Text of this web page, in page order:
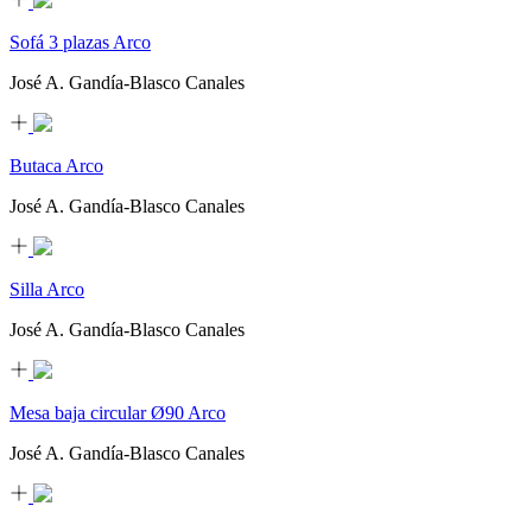
Sofá 3 plazas Arco
José A. Gandía-Blasco Canales
Butaca Arco
José A. Gandía-Blasco Canales
Silla Arco
José A. Gandía-Blasco Canales
Mesa baja circular Ø90 Arco
José A. Gandía-Blasco Canales